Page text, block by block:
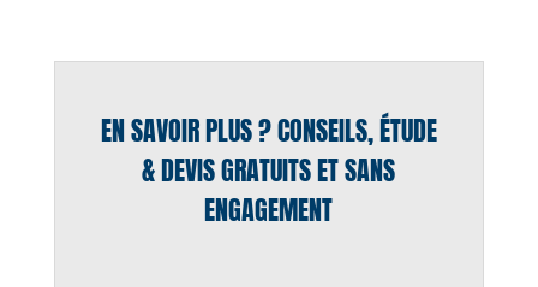
EN SAVOIR PLUS ? CONSEILS, ÉTUDE
& DEVIS GRATUITS ET SANS
ENGAGEMENT